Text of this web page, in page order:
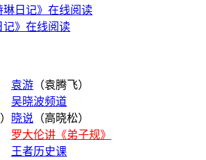
琳日记》在线阅读
记》在线阅读
袁游 （袁腾飞）
吴晓波频道
晓说 （高晓松）
罗大伦讲《弟子规》
王者历史课